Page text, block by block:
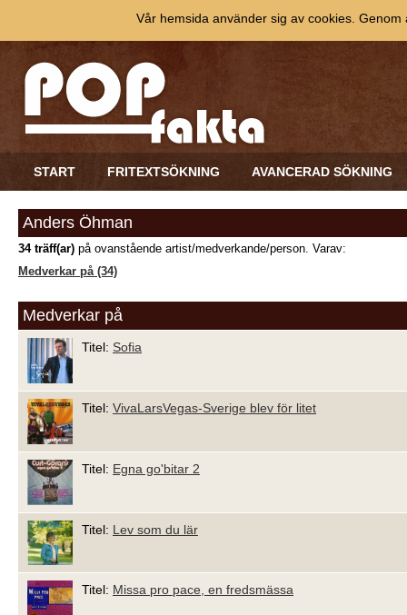
START FRITEXTSÖKNING AVANCERAD SÖKNING
Anders Öhman
34 träff(ar) på ovanstående artist/medverkande/person. Varav:
Medverkar på (34)
Medverkar på
Titel: Sofia
Titel: VivaLarsVegas-Sverige blev för litet
Titel: Egna go'bitar 2
Titel: Lev som du lär
Titel: Missa pro pace, en fredsmässa
Vår hemsida använder sig av cookies.